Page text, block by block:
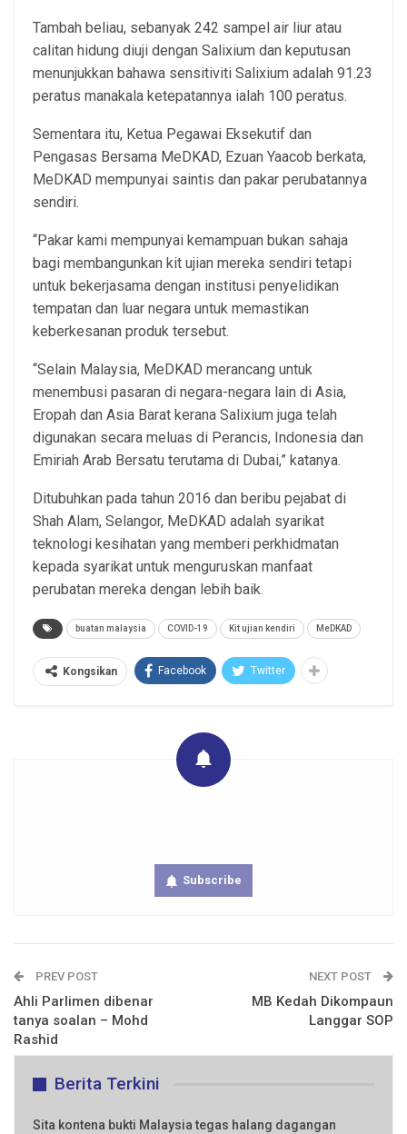
Tambah beliau, sebanyak 242 sampel air liur atau
calitan hidung diuji dengan Salixium dan keputusan
menunjukkan bahawa sensitiviti Salixium adalah 91.23
peratus manakala ketepatannya ialah 100 peratus.
Sementara itu, Ketua Pegawai Eksekutif dan
Pengasas Bersama MeDKAD, Ezuan Yaacob berkata,
MeDKAD mempunyai saintis dan pakar perubatannya
sendiri.
“Pakar kami mempunyai kemampuan bukan sahaja
bagi membangunkan kit ujian mereka sendiri tetapi
untuk bekerjasama dengan institusi penyelidikan
tempatan dan luar negara untuk memastikan
keberkesanan produk tersebut.
“Selain Malaysia, MeDKAD merancang untuk
menembusi pasaran di negara-negara lain di Asia,
Eropah dan Asia Barat kerana Salixium juga telah
digunakan secara meluas di Perancis, Indonesia dan
Emiriah Arab Bersatu terutama di Dubai,” katanya.
Ditubuhkan pada tahun 2016 dan beribu pejabat di
Shah Alam, Selangor, MeDKAD adalah syarikat
teknologi kesihatan yang memberi perkhidmatan
kepada syarikat untuk menguruskan manfaat
perubatan mereka dengan lebih baik.
buatan malaysia COVID-19 Kit ujian kendiri MeDKAD
Kongsikan Facebook Twitter
Subscribe
PREV POST
Ahli Parlimen dibenar
tanya soalan – Mohd
Rashid
NEXT POST
MB Kedah Dikompaun
Langgar SOP
Berita Terkini
Sita kontena bukti Malaysia tegas halang dagangan